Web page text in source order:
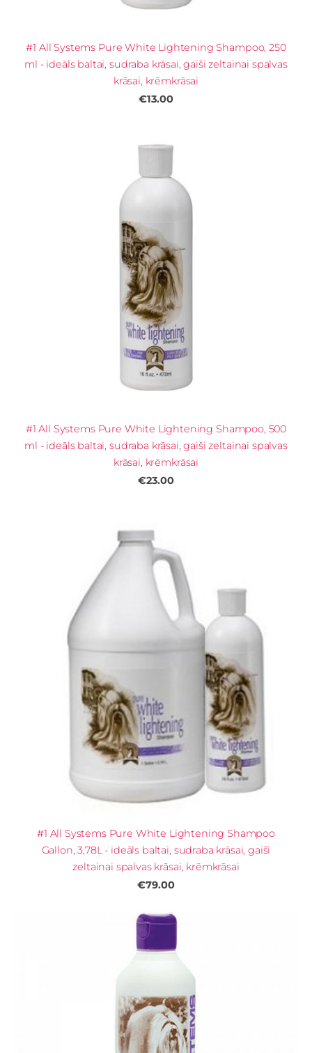
#1 All Systems Pure White Lightening Shampoo, 250
ml - ideāls baltai, sudraba krāsai, gaiši zeltainai spalvas
krāsai, krēmkrāsai
€13.00
#1 All Systems Pure White Lightening Shampoo, 500
ml - ideāls baltai, sudraba krāsai, gaiši zeltainai spalvas
krāsai, krēmkrāsai
€23.00
#1 All Systems Pure White Lightening Shampoo
Gallon, 3,78L - ideāls baltai, sudraba krāsai, gaiši
zeltainai spalvas krāsai, krēmkrāsai
€79.00